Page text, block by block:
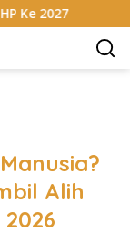
Alih